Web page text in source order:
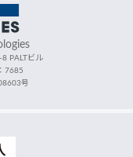
PALTビル
7685
号